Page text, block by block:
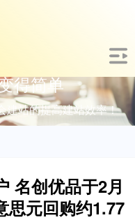
得简单
建站的提高建站效率！
名创优品于2月
思元回购约1.77